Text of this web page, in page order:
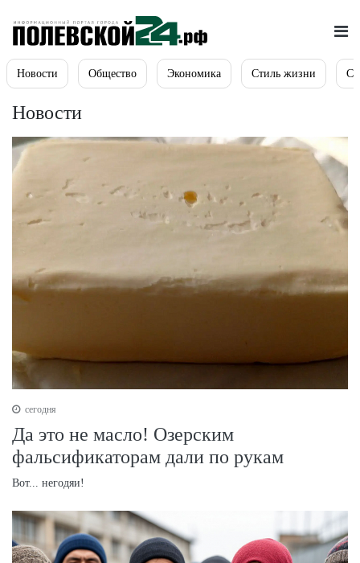
Новости Общество Экономика Стиль жизни
Новости
сегодня
Да это не масло! Озерским
фальсификаторам дали по рукам
Вот... негодяи!